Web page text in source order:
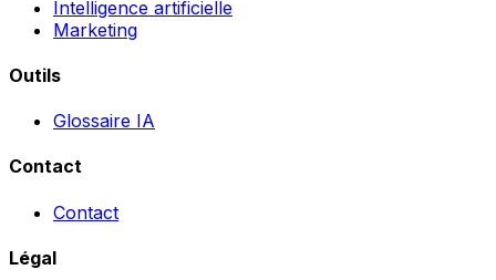
Intelligence artificielle
Marketing
Outils
Glossaire IA
Contact
Contact
Légal